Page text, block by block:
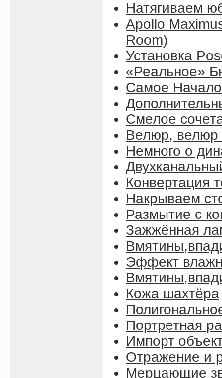
Натягиваем
Apollo
Room)
Установка
«Реальное»
Самое
Смелое
Велюр, велюр
Немного о
Конвертация
Накрываем
Размытие с
Зажжённая
Эффект
Кожа шахтёра
Портретная
Импорт
Отражение и
Мерцающие